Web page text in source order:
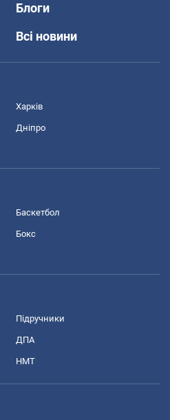
Блоги
Всі новини
Харків
Дніпро
Баскетбол
Бокс
Підручники
ДПА
НМТ